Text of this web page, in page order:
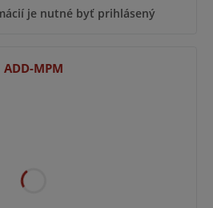
je nutné byť prihlásený
ADD-MPM